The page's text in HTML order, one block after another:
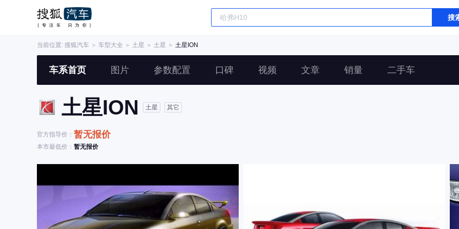
搜
当前位置: 搜狐汽车 ＞ 车型大全 ＞ 土星 ＞ 土星 ＞ 土星ION
车系首页 图片 参数配置 口碑 视频 文章 销量 二手车
土星ION 土星 其它
官方指导价： 暂无报价
本市最低价： 暂无报价